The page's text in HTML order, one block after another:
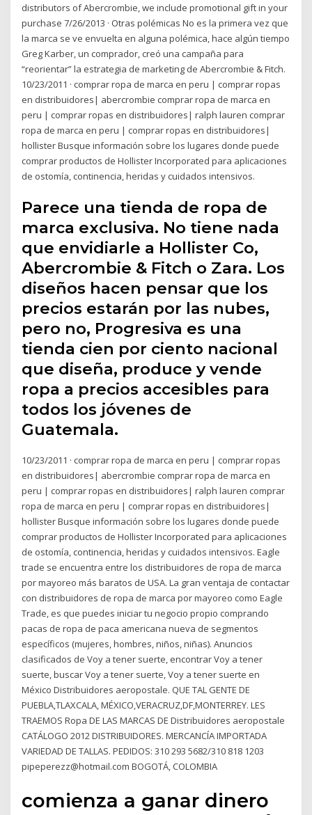
distributors of Abercrombie, we include promotional gift in your
purchase 7/26/2013 · Otras polémicas No es la primera vez que
la marca se ve envuelta en alguna polémica, hace algún tiempo
Greg Karber, un comprador, creó una campaña para
“reorientar” la estrategia de marketing de Abercrombie & Fitch.
10/23/2011 · comprar ropa de marca en peru | comprar ropas
en distribuidores| abercrombie comprar ropa de marca en
peru | comprar ropas en distribuidores| ralph lauren comprar
ropa de marca en peru | comprar ropas en distribuidores|
hollister Busque información sobre los lugares donde puede
comprar productos de Hollister Incorporated para aplicaciones
de ostomía, continencia, heridas y cuidados intensivos.
Parece una tienda de ropa de
marca exclusiva. No tiene nada
que envidiarle a Hollister Co,
Abercrombie & Fitch o Zara. Los
diseños hacen pensar que los
precios estarán por las nubes,
pero no, Progresiva es una
tienda cien por ciento nacional
que diseña, produce y vende
ropa a precios accesibles para
todos los jóvenes de
Guatemala.
10/23/2011 · comprar ropa de marca en peru | comprar ropas
en distribuidores| abercrombie comprar ropa de marca en
peru | comprar ropas en distribuidores| ralph lauren comprar
ropa de marca en peru | comprar ropas en distribuidores|
hollister Busque información sobre los lugares donde puede
comprar productos de Hollister Incorporated para aplicaciones
de ostomía, continencia, heridas y cuidados intensivos. Eagle
trade se encuentra entre los distribuidores de ropa de marca
por mayoreo más baratos de USA. La gran ventaja de contactar
con distribuidores de ropa de marca por mayoreo como Eagle
Trade, es que puedes iniciar tu negocio propio comprando
pacas de ropa de paca americana nueva de segmentos
específicos (mujeres, hombres, niños, niñas). Anuncios
clasificados de Voy a tener suerte, encontrar Voy a tener
suerte, buscar Voy a tener suerte, Voy a tener suerte en
México Distribuidores aeropostale. QUE TAL GENTE DE
PUEBLA,TLAXCALA, MÉXICO,VERACRUZ,DF,MONTERREY. LES
TRAEMOS Ropa DE LAS MARCAS DE Distribuidores aeropostale
CATÁLOGO 2012 DISTRIBUIDORES. MERCANCÍA IMPORTADA
VARIEDAD DE TALLAS. PEDIDOS: 310 293 5682/310 818 1203
pipeperezz@hotmail.com BOGOTÁ, COLOMBIA
comienza a ganar dinero